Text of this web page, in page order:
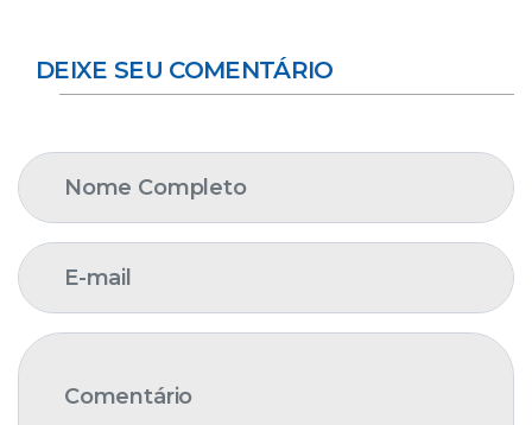
DEIXE SEU COMENTÁRIO